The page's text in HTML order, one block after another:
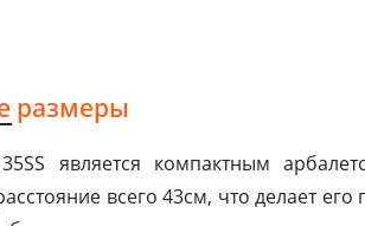
размеры
является компактным
всего 43см, что делает